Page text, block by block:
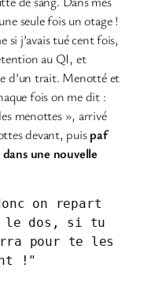
seule fois un otage !
si j’avais tué cent fois,
au QI, et
d’un trait. Menotté et
fois on me dit :
menottes », arrivé
devant, puispaf
une nouvelle
on repart
le dos, si tu
pour te les
!"